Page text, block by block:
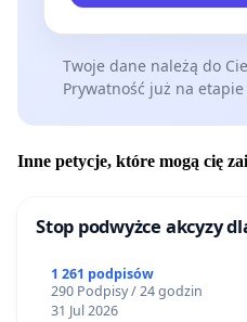
Twoje dane należą do
Prywatność już na
Inne petycje, które mogą cię
Stop podwyżce akcyzy
1 261 podpisów
290 Podpisy / 24 godzin
31 Jul 2026